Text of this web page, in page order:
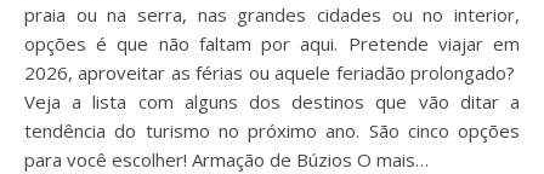
praia ou na serra, nas grandes cidades ou no interior,
opções é que não faltam por aqui. Pretende viajar em
2026, aproveitar as férias ou aquele feriadão prolongado?
Veja a lista com alguns dos destinos que vão ditar a
tendência do turismo no próximo ano. São cinco opções
para você escolher! Armação de Búzios O mais…